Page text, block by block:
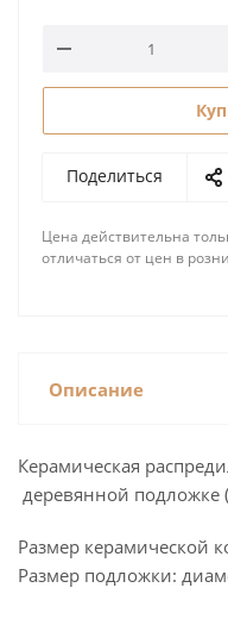
Поделиться
Цена действительна
отличаться от цен в
Описание
Керамическая
деревянной подложке
Размер керамической
Размер подложки: